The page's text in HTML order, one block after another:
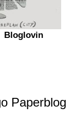
Bloglovin